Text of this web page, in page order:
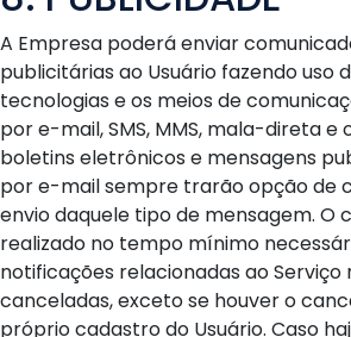
A Empresa poderá enviar
publicitárias ao Usuário fazendo uso
tecnologias e os meios de
por e-mail, SMS, MMS, mala-direta e
boletins eletrônicos e mensagens
por e-mail sempre trarão opção de
envio daquele tipo de mensagem. O
realizado no tempo mínimo
notificações relacionadas ao
canceladas, exceto se houver o
próprio cadastro do Usuário. Caso